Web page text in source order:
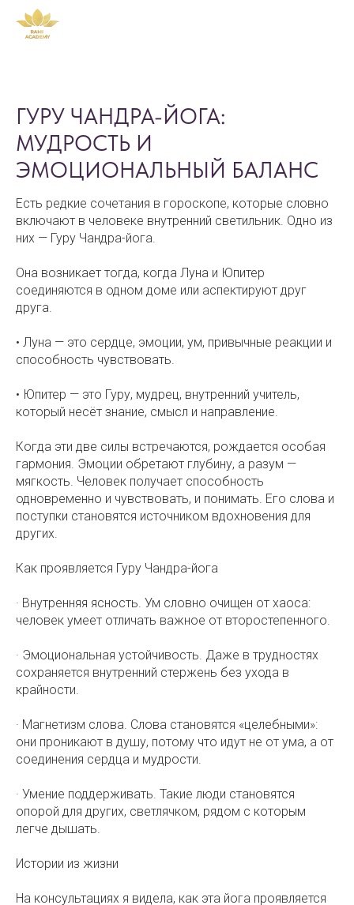
ГУРУ ЧАНДРА-ЙОГА:
МУДРОСТЬ И
ЭМОЦИОНАЛЬНЫЙ БАЛАНС
Есть редкие сочетания в гороскопе, которые словно
включают в человеке внутренний светильник. Одно из
них — Гуру Чандра-йога.
Она возникает тогда, когда Луна и Юпитер
соединяются в одном доме или аспектируют друг
друга.
• Луна — это сердце, эмоции, ум, привычные реакции и
способность чувствовать.
• Юпитер — это Гуру, мудрец, внутренний учитель,
который несёт знание, смысл и направление.
Когда эти две силы встречаются, рождается особая
гармония. Эмоции обретают глубину, а разум —
мягкость. Человек получает способность
одновременно и чувствовать, и понимать. Его слова и
поступки становятся источником вдохновения для
других.
Как проявляется Гуру Чандра-йога
· Внутренняя ясность. Ум словно очищен от хаоса:
человек умеет отличать важное от второстепенного.
· Эмоциональная устойчивость. Даже в трудностях
сохраняется внутренний стержень без ухода в
крайности.
· Магнетизм слова. Слова становятся «целебными»:
они проникают в душу, потому что идут не от ума, а от
соединения сердца и мудрости.
· Умение поддерживать. Такие люди становятся
опорой для других, светлячком, рядом с которым
легче дышать.
Истории из жизни
На консультациях я видела, как эта йога проявляется